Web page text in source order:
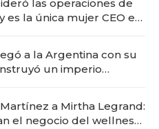
las operaciones de
es la única mujer CEO en
a la Argentina con su
un imperio
a Mirtha Legrand:
el negocio del wellness